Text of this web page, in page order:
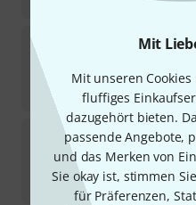
Mit
Mit unseren
fluffiges
dazugehört bieten.
passende Angebote,
und das Merken von
Sie okay ist, stimmen
für Präferenzen,
SchoepsPAD 10
Kurzfristig
149 €
SchoepsHC 4
1
Sofort lieferbar
15,90 €